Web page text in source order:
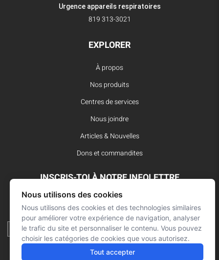
Urgence appareils respiratoires
819 313-3021
EXPLORER
À propos
Nos produits
Centres de services
Nous joindre
Articles & Nouvelles
Dons et commandites
INSCRIS-TOI À NOTRE INFOLETTRE
Reste à l’affût des dernières innovations pour vos interventions
d’urgence et ne manque aucune nouvelle de L’Arsenal.
Nous utilisons des cookies
Nous utilisons des cookies et des technologies similaires
pour améliorer votre expérience de navigation, analyser
le trafic du site et personnaliser le contenu. Vous pouvez
choisir les catégories de cookies que vous autorisez.
Tout accepter